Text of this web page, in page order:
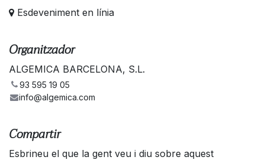
Esdeveniment en línia
Organitzador
ALGEMICA BARCELONA, S.L.
93 595 19 05
info@algemica.com
Compartir
Esbrineu el que la gent veu i diu sobre aquest